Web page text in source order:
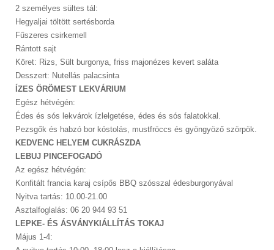
2 személyes sültes tál:
Hegyaljai töltött sertésborda
Fűszeres csirkemell
Rántott sajt
Köret: Rizs, Sült burgonya, friss majonézes kevert saláta
Desszert: Nutellás palacsinta
ÍZES ÖRÖMEST LEKVÁRIUM
Egész hétvégén:
Édes és sós lekvárok ízlelgetése, édes és sós falatokkal.
Pezsgők és habzó bor kóstolás, mustfröccs és gyöngyöző szörpök.
KEDVENC HELYEM CUKRÁSZDA
LEBUJ PINCEFOGADÓ
Az egész hétvégén:
Konfitált francia karaj csípős BBQ szósszal édesburgonyával
Nyitva tartás: 10.00-21.00
Asztalfoglalás: 06 20 944 93 51
LEPKE- ÉS ÁSVÁNYKIÁLLÍTÁS TOKAJ
Május 1-4: